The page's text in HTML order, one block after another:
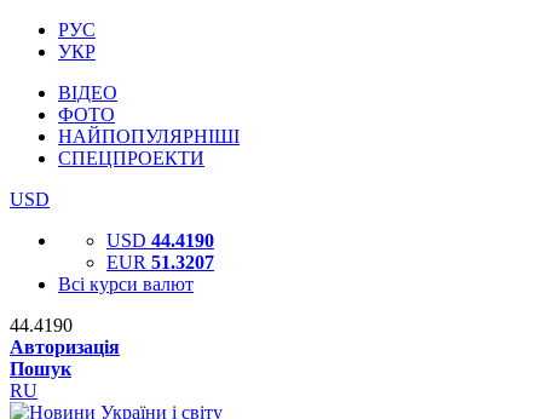
РУС
УКР
ВІДЕО
ФОТО
НАЙПОПУЛЯРНІШІ
СПЕЦПРОЕКТИ
USD
USD 44.4190
EUR 51.3207
Всі курси валют
44.4190
Авторизація
Пошук
RU